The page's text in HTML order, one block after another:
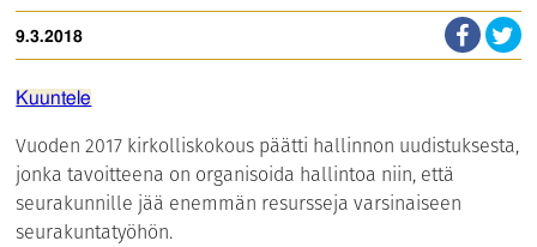
9.3.2018
Kuuntele
Vuoden 2017 kirkolliskokous päätti hallinnon uudistuksesta,
jonka tavoitteena on organisoida hallintoa niin, että
seurakunnille jää enemmän resursseja varsinaiseen
seurakuntatyöhön.